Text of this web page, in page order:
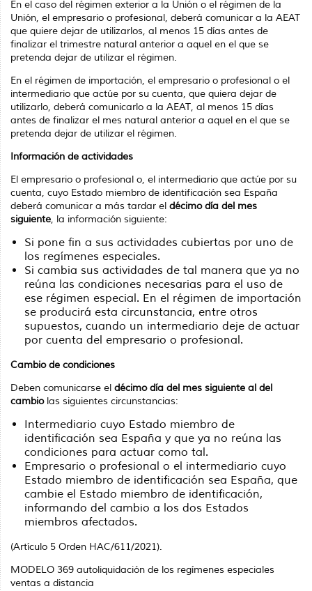
En el caso del régimen exterior a la Unión o el régimen de la
Unión, el empresario o profesional, deberá comunicar a la AEAT
que quiere dejar de utilizarlos, al menos 15 días antes de
finalizar el trimestre natural anterior a aquel en el que se
pretenda dejar de utilizar el régimen.
En el régimen de importación, el empresario o profesional o el
intermediario que actúe por su cuenta, que quiera dejar de
utilizarlo, deberá comunicarlo a la AEAT, al menos 15 días
antes de finalizar el mes natural anterior a aquel en el que se
pretenda dejar de utilizar el régimen.
Información de actividades
El empresario o profesional o, el intermediario que actúe por su
cuenta, cuyo Estado miembro de identificación sea España
deberá comunicar a más tardar el décimo día del mes
siguiente, la información siguiente:
Si pone fin a sus actividades cubiertas por uno de
los regímenes especiales.
Si cambia sus actividades de tal manera que ya no
reúna las condiciones necesarias para el uso de
ese régimen especial. En el régimen de importación
se producirá esta circunstancia, entre otros
supuestos, cuando un intermediario deje de actuar
por cuenta del empresario o profesional.
Cambio de condiciones
Deben comunicarse el décimo día del mes siguiente al del
cambiolas siguientes circunstancias:
Intermediario cuyo Estado miembro de
identificación sea España y que ya no reúna las
condiciones para actuar como tal.
Empresario o profesional o el intermediario cuyo
Estado miembro de identificación sea España, que
cambie el Estado miembro de identificación,
informando del cambio a los dos Estados
miembros afectados.
(Artículo 5 Orden HAC/611/2021).
MODELO 369 autoliquidación de los regímenes especiales
ventas a distancia